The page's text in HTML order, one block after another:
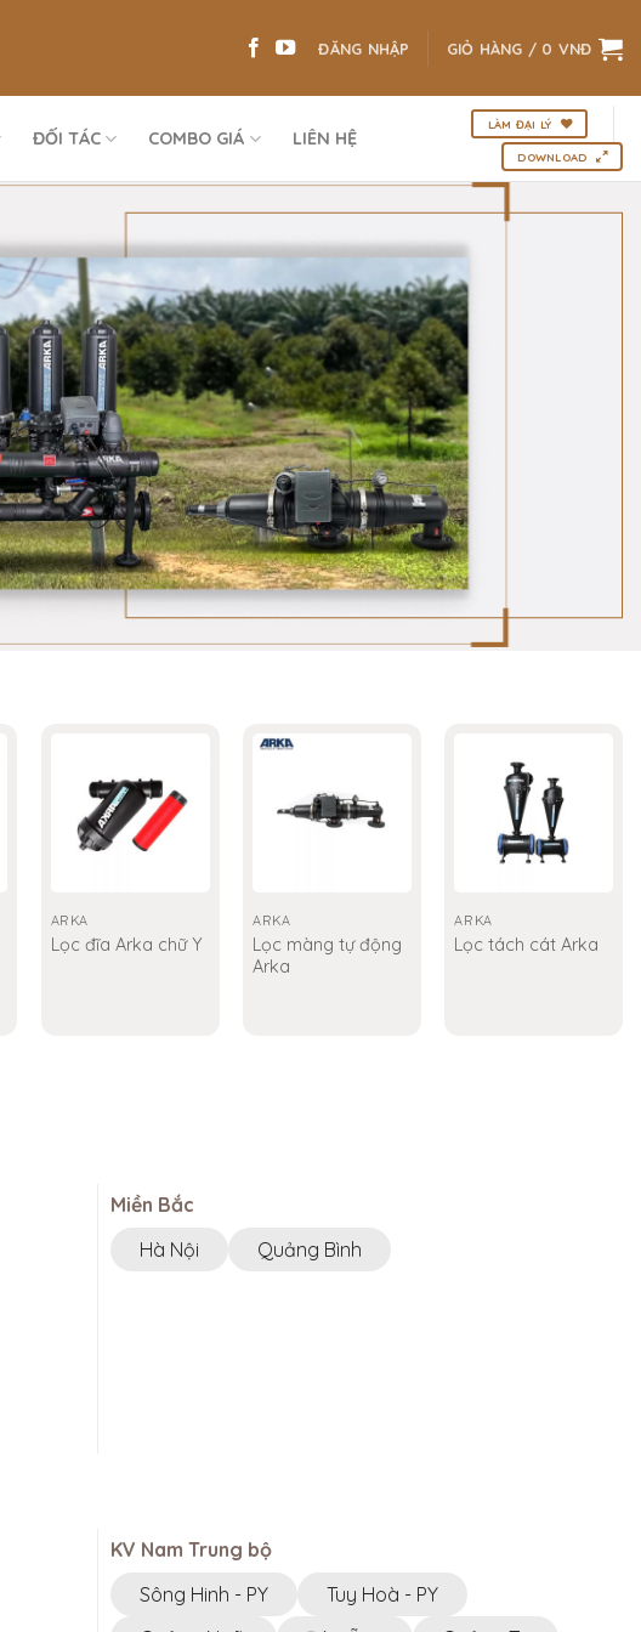
ĐĂNG NHẬP GIỎ HÀNG / 0 VNĐ
ĐỐI TÁC COMBO GIÁ LIÊN HỆ
LÀM ĐẠI LÝ
DOWNLOAD
ARKA
Lọc đĩa Arka chữ Y
ARKA
Lọc màng tự động
Arka
ARKA
Lọc tách cát Arka
Miền Bắc
Hà Nội
Quảng Bình
KV Nam Trung bộ
Sông Hinh - PY
Tuy Hoà - PY